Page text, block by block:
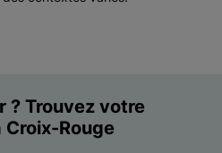
? Trouvez votre
Rouge